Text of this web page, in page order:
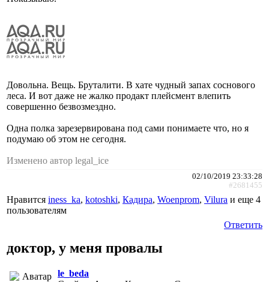
Довольна. Вещь. Бруталити. В хате чудный запах соснового
леса. И вот даже не жалко продакт плейсмент влепить
совершенно безвозмездно.
Одна полка зарезервирована под сами понимаете что, но я
подумаю об этом не сегодня.
Изменено автор legal_ice
02/10/2019 23:33:28
#2681455
Нравится iness_ka, kotoshki, Кадира, Woenprom, Vilura и еще 4
пользователям
Ответить
доктор, у меня провалы
le_beda